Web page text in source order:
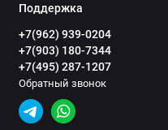
Поддержка
+7(962) 939-0204
+7(903) 180-7344
+7(495) 287-1207
Обратный звонок